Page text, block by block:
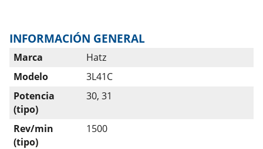
INFORMACIÓN GENERAL
Marca
Hatz
Modelo
3L41C
Potencia
(tipo)
30, 31
Rev/min
(tipo)
1500